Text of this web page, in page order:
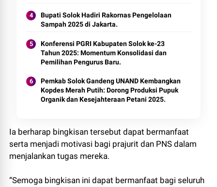
Bupati Solok Hadiri Rakornas Pengelolaan
Sampah 2025 di Jakarta.
Konferensi PGRI Kabupaten Solok ke-23
Tahun 2025: Momentum Konsolidasi dan
Pemilihan Pengurus Baru.
Pemkab Solok Gandeng UNAND Kembangkan
Kopdes Merah Putih: Dorong Produksi Pupuk
Organik dan Kesejahteraan Petani 2025.
Ia berharap bingkisan tersebut dapat bermanfaat
serta menjadi motivasi bagi prajurit dan PNS dalam
menjalankan tugas mereka.
“Semoga bingkisan ini dapat bermanfaat bagi seluruh